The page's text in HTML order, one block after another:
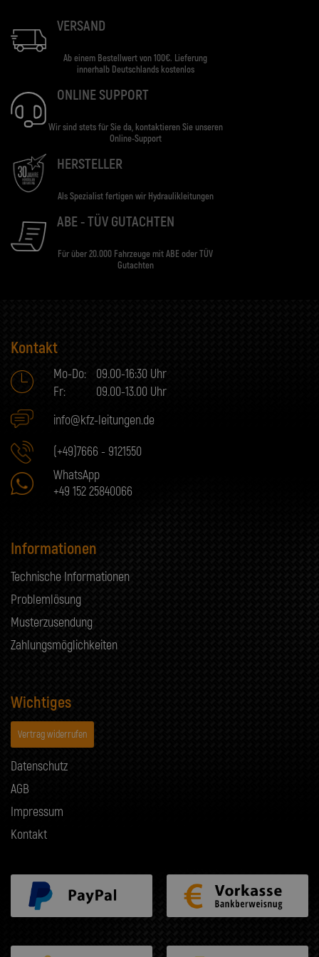
VERSAND
Ab einem Bestellwert von 100€. Lieferung
innerhalb Deutschlands kostenlos
ONLINE SUPPORT
Wir sind stets für Sie da, kontaktieren Sie unseren
Online-Support
HERSTELLER
Als Spezialist fertigen wir Hydraulikleitungen
ABE - TÜV GUTACHTEN
Für über 20.000 Fahrzeuge mit ABE oder TÜV
Gutachten
Kontakt
Mo-Do:
09.00-16:30 Uhr
Fr:
09.00-13.00 Uhr
info@kfz-leitungen.de
(+49)7666 - 9121550
WhatsApp
+49 152 25840066
Informationen
Technische Informationen
Problemlösung
Musterzusendung
Zahlungsmöglichkeiten
Wichtiges
Vertrag widerrufen
Datenschutz
AGB
Impressum
Kontakt